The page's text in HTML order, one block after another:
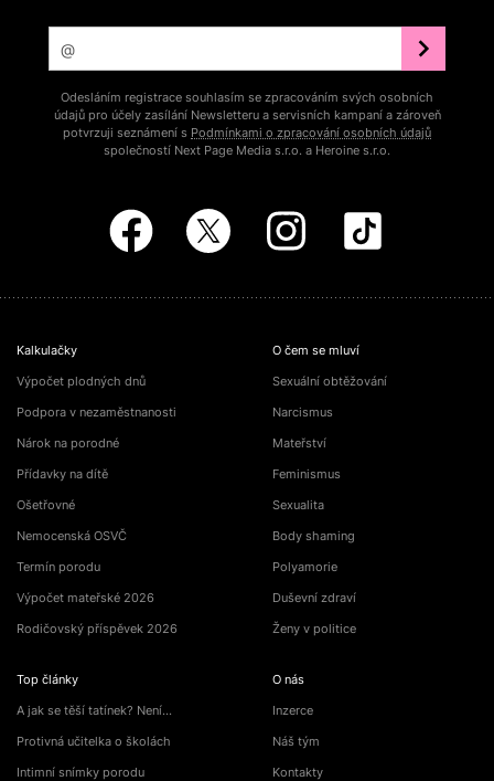
Odesláním registrace souhlasím se zpracováním svých osobních
údajů pro účely zasílání Newsletteru a servisních kampaní a zároveň
potvrzuji seznámení s Podmínkami o zpracování osobních údajů
společností Next Page Media s.r.o. a Heroine s.r.o.
Kalkulačky
Výpočet plodných dnů
Podpora v nezaměstnanosti
Nárok na porodné
Přídavky na dítě
Ošetřovné
Nemocenská OSVČ
Termín porodu
Výpočet mateřské 2026
Rodičovský příspěvek 2026
Top články
A jak se těší tatínek? Není…
Protivná učitelka o školách
Intimní snímky porodu
O čem se mluví
Sexuální obtěžování
Narcismus
Mateřství
Feminismus
Sexualita
Body shaming
Polyamorie
Duševní zdraví
Ženy v politice
O nás
Inzerce
Náš tým
Kontakty